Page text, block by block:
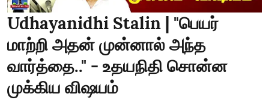
Udhayanidhi Stalin | "பெயர்
மாற்றி அதன் முன்னால் அந்த
வார்த்தை.." - உதயநிதி சொன்ன
முக்கிய விஷயம்